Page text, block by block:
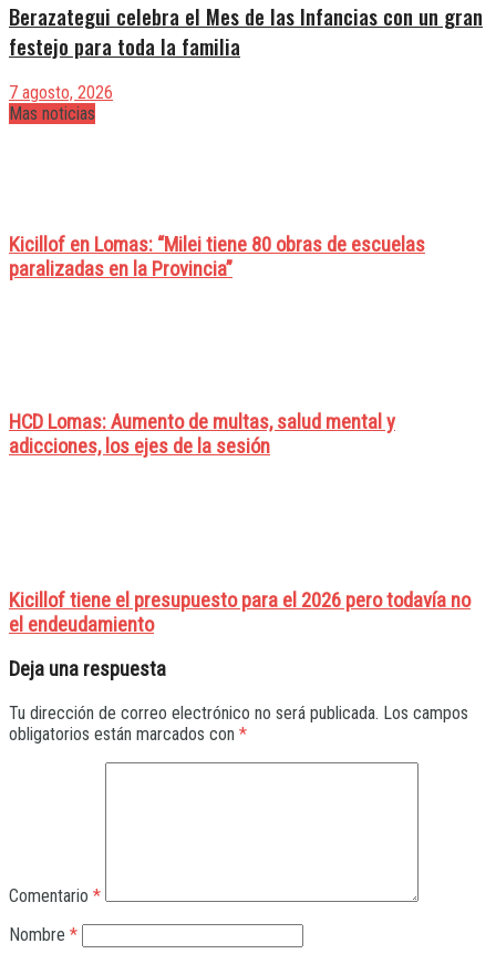
Berazategui celebra el Mes de las Infancias con un gran
festejo para toda la familia
7 agosto, 2026
Mas noticias
Kicillof en Lomas: “Milei tiene 80 obras de escuelas
paralizadas en la Provincia”
HCD Lomas: Aumento de multas, salud mental y
adicciones, los ejes de la sesión
Kicillof tiene el presupuesto para el 2026 pero todavía no
el endeudamiento
Deja una respuesta
Tu dirección de correo electrónico no será publicada. Los campos
obligatorios están marcados con *
Comentario *
Nombre *